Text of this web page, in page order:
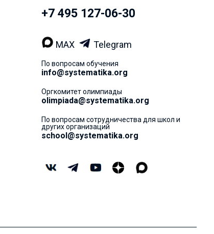
+7 495 127-06-30
MAX Telegram
По вопросам обучения
info@systematika.org
Оргкомитет олимпиады
olimpiada@systematika.org
По вопросам сотрудничества для школ и
других организаций
school@systematika.org